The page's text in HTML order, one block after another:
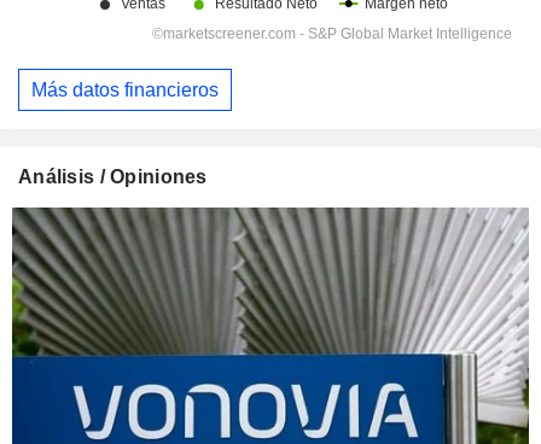
Más datos financieros
Análisis / Opiniones